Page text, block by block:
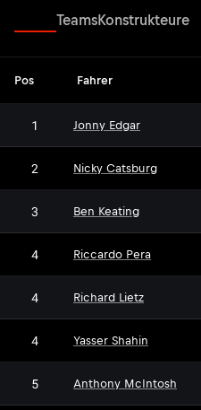
TeamsKonstrukteure
Pos Fahrer
1 Jonny Edgar
2 Nicky Catsburg
3 Ben Keating
4 Riccardo Pera
4 Richard Lietz
4 Yasser Shahin
5 Anthony McIntosh